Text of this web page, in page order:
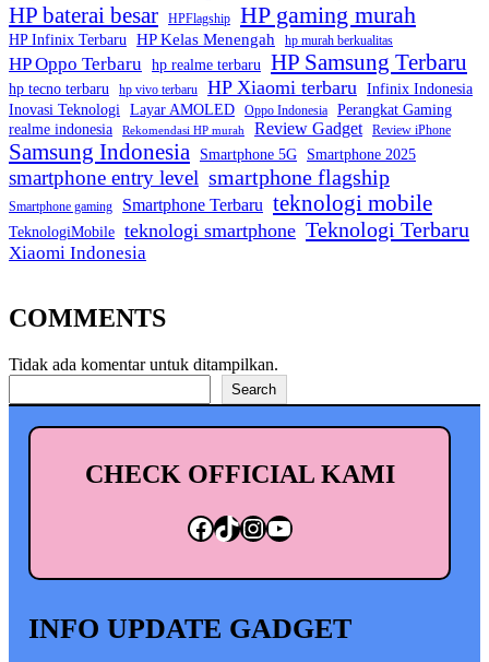
HP baterai besar HPFlagship HP gaming murah
HP Infinix Terbaru HP Kelas Menengah hp murah berkualitas
HP Oppo Terbaru hp realme terbaru HP Samsung Terbaru
hp tecno terbaru hp vivo terbaru HP Xiaomi terbaru
Infinix Indonesia
Inovasi Teknologi
Layar AMOLED Oppo Indonesia
Perangkat Gaming
realme indonesia
Rekomendasi HP murah Review Gadget Review iPhone
Samsung Indonesia Smartphone 5G Smartphone 2025
smartphone entry level smartphone flagship
Smartphone gaming Smartphone Terbaru teknologi mobile
TeknologiMobile teknologi smartphone Teknologi Terbaru
Xiaomi Indonesia
COMMENTS
Tidak ada komentar untuk ditampilkan.
Search
CHECK OFFICIAL KAMI
Facebook TikTok InstagramYouTube
INFO UPDATE GADGET